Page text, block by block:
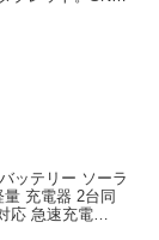
ッテリー ソーラ
充電器 2台同
応 急速充電